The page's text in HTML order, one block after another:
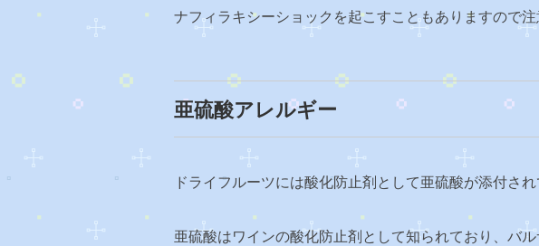
ナフィラキシーショックを起こすこともありますので
亜硫酸アレルギー
ドライフルーツには酸化防止剤として亜硫酸が添付され
亜硫酸はワインの酸化防止剤として知られており、バ